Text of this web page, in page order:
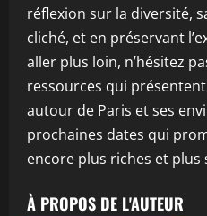
réflexion sur la diversité,
cliché, et en préservant
aller plus loin, n’hésitez
ressources qui
autour de Paris et ses
prochaines dates qui
encore plus riches et plus
À PROPOS DE L'AUTEUR